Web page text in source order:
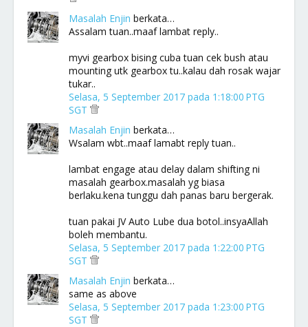
Masalah Enjin berkata…
Assalam tuan..maaf lambat reply..
myvi gearbox bising cuba tuan cek bush atau
mounting utk gearbox tu..kalau dah rosak wajar
tukar..
Selasa, 5 September 2017 pada 1:18:00 PTG
SGT
Masalah Enjin berkata…
Wsalam wbt..maaf lamabt reply tuan..
lambat engage atau delay dalam shifting ni
masalah gearbox.masalah yg biasa
berlaku.kena tunggu dah panas baru bergerak.
tuan pakai JV Auto Lube dua botol..insyaAllah
boleh membantu.
Selasa, 5 September 2017 pada 1:22:00 PTG
SGT
Masalah Enjin berkata…
same as above
Selasa, 5 September 2017 pada 1:23:00 PTG
SGT